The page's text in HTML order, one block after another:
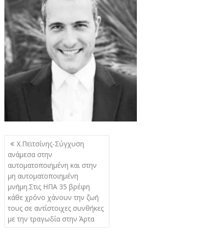
Πλοήγηση
άρθρων
Χ.Πεϊτσίνης-Σύγχυση
ανάμεσα στην
αυτοματοποιημένη και στην
μη αυτοματοποιημένη
μνήμη.Στις ΗΠΑ 35 βρέφη
κάθε χρόνο χάνουν την ζωή
τους σε αντίστοιχες συνθήκες
με την τραγωδία στην Άρτα